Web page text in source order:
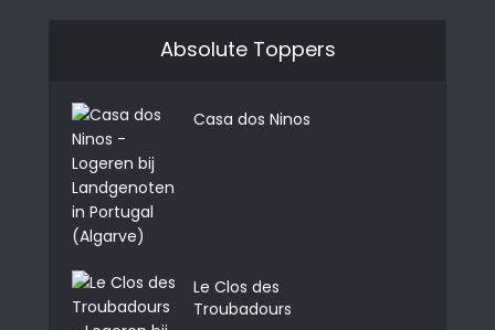
Absolute Toppers
Casa dos Ninos
Le Clos des
Troubadours